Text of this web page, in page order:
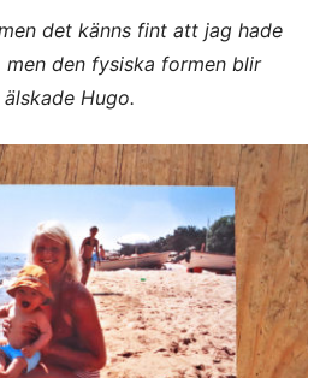
det känns fint att jag hade
men den fysiska formen blir
Hugo.